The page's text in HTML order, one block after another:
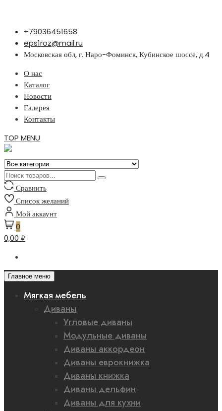
Перейти
содержимому
+79036451658
eps1roz@mail.ru
Московская обл, г. Наро-Фоминск, Кубинское шоссе, д.4
О нас
Каталог
Новости
Галерея
Контакты
TOP MENU
Сравнить
Список желаний
Мой аккаунт
0
0,00 ₽
Главное меню
Мягкая мебель
Диваны
Угловые диваны
Модульные диваны
Диваны аккордеон
Диваны еврокнижка
Диваны книжка
Диваны дельфин
Диваны для кухни